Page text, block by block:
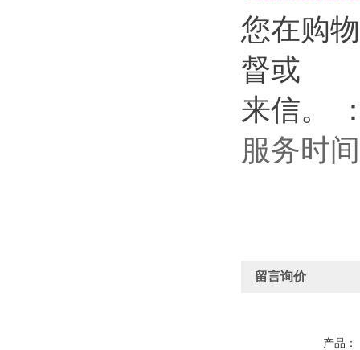
您在购
督或
来信。
服务时
留言询价
产品：